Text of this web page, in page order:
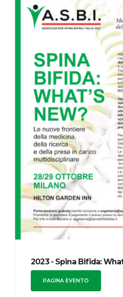
2023 - Spina Bifida:
PAGINA EVENTO